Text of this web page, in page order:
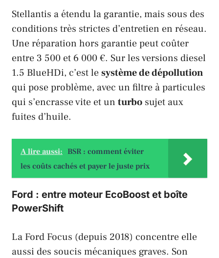
Stellantis a étendu la garantie, mais sous des
conditions très strictes d’entretien en réseau.
Une réparation hors garantie peut coûter
entre 3 500 et 6 000 €. Sur les versions diesel
1.5 BlueHDi, c’est lesystème de dépollution
qui pose problème, avec un filtre à particules
qui s’encrasse vite et un turbo sujet aux
fuites d’huile.
A lire aussi: BSR : comment éviter
les coûts cachés et payer le juste prix
Ford : entre moteur EcoBoost et boîte
PowerShift
La Ford Focus (depuis 2018) concentre elle
aussi des soucis mécaniques graves. Son